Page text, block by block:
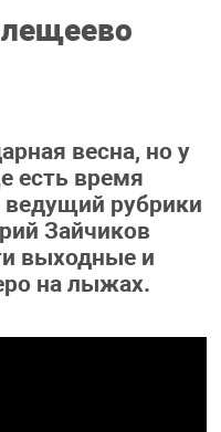
весна, но у
есть время
ведущий рубрики
Зайчиков
выходные и
на лыжах.